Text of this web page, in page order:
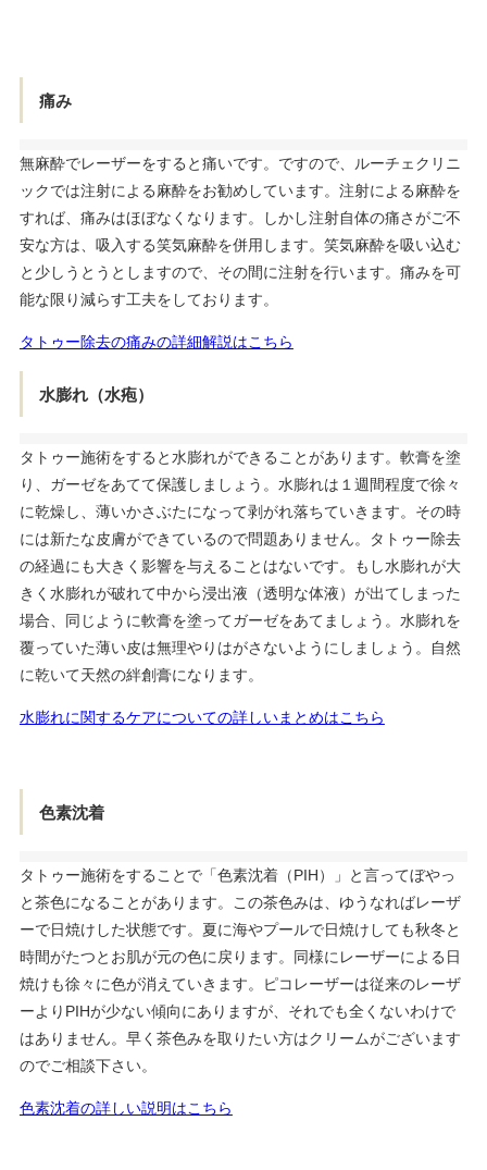
痛み
無麻酔でレーザーをすると痛いです。ですので、ルーチェクリニ
ックでは注射による麻酔をお勧めしています。注射による麻酔を
すれば、痛みはほぼなくなります。しかし注射自体の痛さがご不
安な方は、吸入する笑気麻酔を併用します。笑気麻酔を吸い込む
と少しうとうとしますので、その間に注射を行います。痛みを可
能な限り減らす工夫をしております。
タトゥー除去の痛みの詳細解説はこちら
水膨れ（水疱）
タトゥー施術をすると水膨れができることがあります。軟膏を塗
り、ガーゼをあてて保護しましょう。水膨れは１週間程度で徐々
に乾燥し、薄いかさぶたになって剥がれ落ちていきます。その時
には新たな皮膚ができているので問題ありません。タトゥー除去
の経過にも大きく影響を与えることはないです。もし水膨れが大
きく水膨れが破れて中から浸出液（透明な体液）が出てしまった
場合、同じように軟膏を塗ってガーゼをあてましょう。水膨れを
覆っていた薄い皮は無理やりはがさないようにしましょう。自然
に乾いて天然の絆創膏になります。
水膨れに関するケアについての詳しいまとめはこちら
色素沈着
タトゥー施術をすることで「色素沈着（PIH）」と言ってぼやっ
と茶色になることがあります。この茶色みは、ゆうなればレーザ
ーで日焼けした状態です。夏に海やプールで日焼けしても秋冬と
時間がたつとお肌が元の色に戻ります。同様にレーザーによる日
焼けも徐々に色が消えていきます。ピコレーザーは従来のレーザ
ーよりPIHが少ない傾向にありますが、それでも全くないわけで
はありません。早く茶色みを取りたい方はクリームがございます
のでご相談下さい。
色素沈着の詳しい説明はこちら